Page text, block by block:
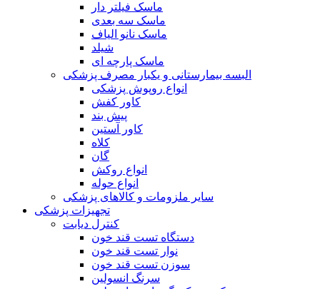
ماسک فیلتر دار
ماسک سه بعدی
ماسک نانو الیاف
شیلد
ماسک پارچه ای
البسه بیمارستانی و یکبار مصرف پزشکی
انواع روپوش پزشکی
کاور کفش
پیش بند
کاور آستین
کلاه
گان
انواع روکش
انواع حوله
سایر ملزومات و کالاهای پزشکی
تجهیزات پزشکی
کنترل دیابت
دستگاه تست قند خون
نوار تست قند خون
سوزن تست قند خون
سرنگ انسولین